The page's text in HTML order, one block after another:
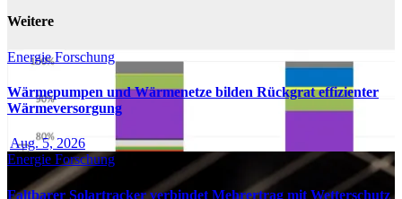
Weitere
EnergieForschung
Wärmepumpen und Wärmenetze bilden Rückgrat effizienter
Wärmeversorgung
Aug. 5, 2026
Energie Forschung
Faltbarer Solartracker verbindet Mehrertrag mit Wetterschutz